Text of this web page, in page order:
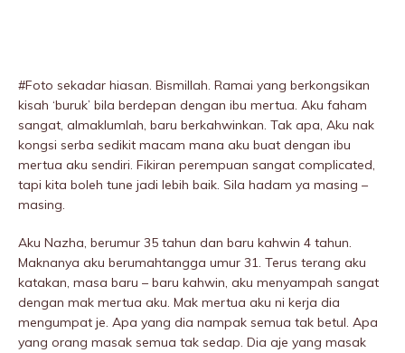
#Foto sekadar hiasan. Bismillah. Ramai yang berkongsikan
kisah ‘buruk’ bila berdepan dengan ibu mertua. Aku faham
sangat, almaklumlah, baru berkahwinkan. Tak apa, Aku nak
kongsi serba sedikit macam mana aku buat dengan ibu
mertua aku sendiri. Fikiran perempuan sangat compIicated,
tapi kita boleh tune jadi lebih baik. Sila hadam ya masing –
masing.
Aku Nazha, berumur 35 tahun dan baru kahwin 4 tahun.
Maknanya aku berumahtangga umur 31. Terus terang aku
katakan, masa baru – baru kahwin, aku menyampah sangat
dengan mak mertua aku. Mak mertua aku ni kerja dia
mengumpat je. Apa yang dia nampak semua tak betul. Apa
yang orang masak semua tak sedap. Dia aje yang masak